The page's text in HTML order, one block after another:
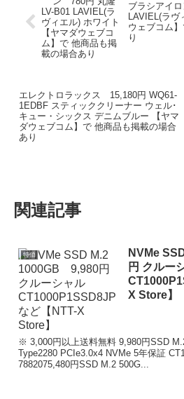
ブラシアイ
LAVIEL(ラヴ
ウェブコム
り
エレクトロラックス 15,180円 WQ61-
1EDBF スティッククリーナー ウェル･
キュー・シックス デニムブルー 【ヤマ
ダウェブコム】で 他商品も掲載の場合
あり
関連記事
特価
NVMe
円 クルー
X Store】
※ 3,000円以上送料無料 9,980円SSD
Type2280 PCIe3.0x4 NVMe 5年保証
7882075,480円SSD M.2 500G...